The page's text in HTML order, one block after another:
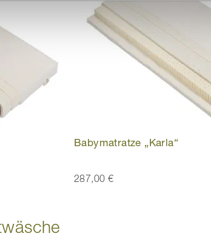
Babymatratze „Karla“
287,00 €